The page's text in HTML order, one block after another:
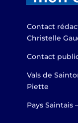
Contact
Christelle
Contact
Vals de
Piette
Pays Saintais